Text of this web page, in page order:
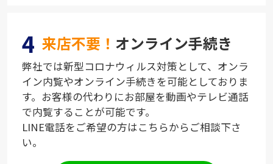
4 来店不要！ オンライン手続き
弊社では新型コロナウィルス対策として、オンラ
イン内覧やオンライン手続きを可能としておりま
す。お客様の代わりにお部屋を動画やテレビ通話
で内覧することが可能です。
LINE電話をご希望の方はこちらからご相談下さ
い。